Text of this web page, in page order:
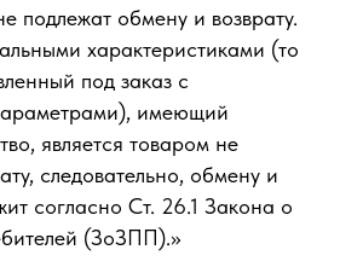
подлежат обмену и возврату.
характеристиками (то
под заказ с
имеющий
является товаром не
следовательно, обмену и
согласно Ст. 26.1 Закона о
(ЗоЗПП).»